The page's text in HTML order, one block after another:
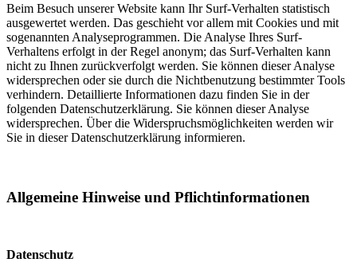
Beim Besuch unserer Website kann Ihr Surf-Verhalten statistisch
ausgewertet werden. Das geschieht vor allem mit Cookies und mit
sogenannten Analyseprogrammen. Die Analyse Ihres Surf-
Verhaltens erfolgt in der Regel anonym; das Surf-Verhalten kann
nicht zu Ihnen zurückverfolgt werden. Sie können dieser Analyse
widersprechen oder sie durch die Nichtbenutzung bestimmter Tools
verhindern. Detaillierte Informationen dazu finden Sie in der
folgenden Datenschutzerklärung. Sie können dieser Analyse
widersprechen. Über die Widerspruchsmöglichkeiten werden wir
Sie in dieser Datenschutzerklärung informieren.
Allgemeine Hinweise und Pflichtinformationen
Datenschutz